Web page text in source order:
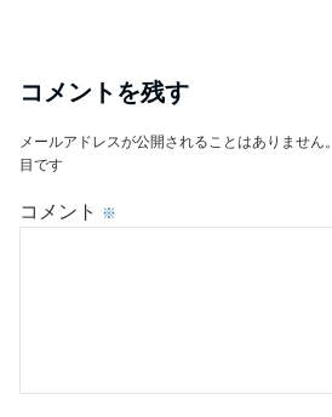
コメントを残す
メールアドレスが公開されることはありません。
目です
コメント ※